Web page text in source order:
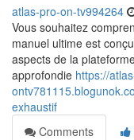
atlas-pro-on-tv994264
Vous souhaitez
manuel ultime est
aspects de la
approfondie https://
exhaustif
Comments